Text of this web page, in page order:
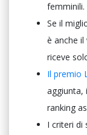
femminili.
Se il
è anche
riceve
Il premio
aggiunta,
ranking
I criteri di